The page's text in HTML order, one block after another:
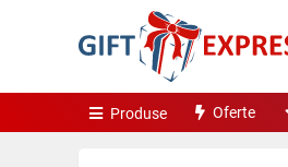
Produse Oferte